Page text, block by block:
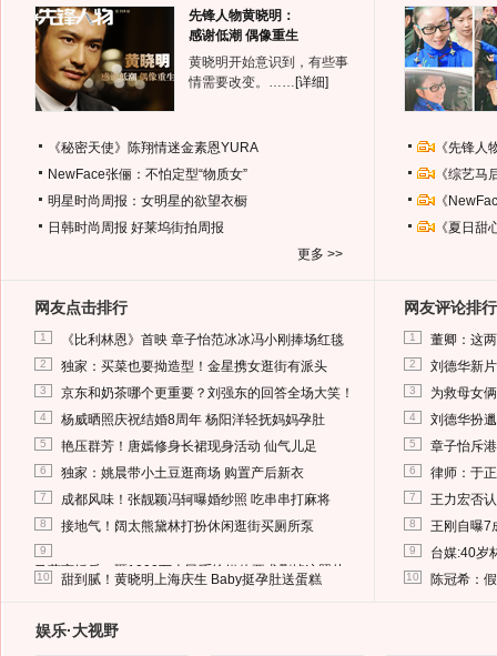
先锋人物黄晓明：
感谢低潮 偶像重生
黄晓明开始意识到，有些事
情需要改变。…… [详细]
《秘密天使》陈翔情迷金素恩YURA
NewFace张俪：不怕定型“物质女”
明星时尚周报：女明星的欲望衣橱
日韩时尚周报 好莱坞街拍周报
更多 >>
《先锋
《综艺
《
《夏日
网友点击排行
1 《比利林恩》首映 章子怡范冰冰冯小刚捧场红毯
2 独家：买菜也要拗造型！金星携女逛街有派头
3 京东和奶茶哪个更重要？刘强东的回答全场大笑！
4 杨威晒照庆祝结婚8周年 杨阳洋轻抚妈妈孕肚
5 艳压群芳！唐嫣修身长裙现身活动 仙气儿足
6 独家：姚晨带小土豆逛商场 购置产后新衣
7 成都风味！张靓颖冯轲曝婚纱照 吃串串打麻将
8 接地气！阔太熊黛林打扮休闲逛街买厕所泵
9
马蓉离婚后，砸1000万人民币给媒体要求删掉这照片
10 甜到腻！黄晓明上海庆生 Baby挺孕肚送蛋糕
网友评论排行
1 董卿：这
2 刘德华新
3 为救母女
4 刘德华扮
5 章子怡斥
6 律师：于
7 王力宏否
8 王刚自曝7
9 台媒:40岁
10 陈冠希：
娱乐·大视野